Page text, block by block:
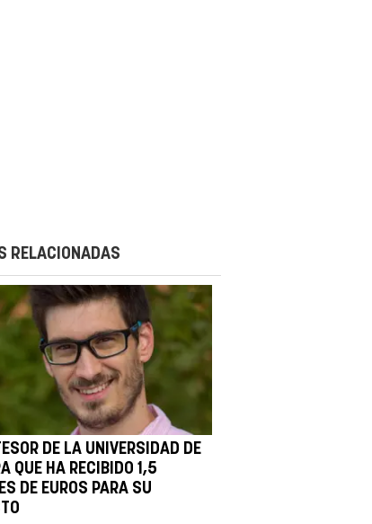
RELACIONADAS
DE LA UNIVERSIDAD DE
QUE HA RECIBIDO 1,5
DE EUROS PARA SU